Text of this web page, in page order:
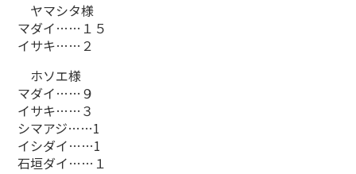
ヤマシタ様
マダイ……１５
イサキ……２
ホソエ様
マダイ……９
イサキ……３
シマアジ……1
イシダイ……1
石垣ダイ……１